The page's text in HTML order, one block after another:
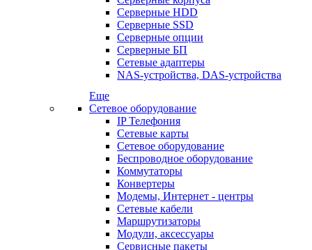
Серверные HDD
Серверные SSD
Серверные опции
Серверные БП
Сетевые адаптеры
NAS-устройства, DAS-устройства
Еще
Сетевое оборудование
IP Телефония
Сетевые карты
Сетевое оборудование
Беспроводное оборудование
Коммутаторы
Конвертеры
Модемы, Интернет - центры
Сетевые кабели
Маршрутизаторы
Модули, аксессуары
Сервисные пакеты